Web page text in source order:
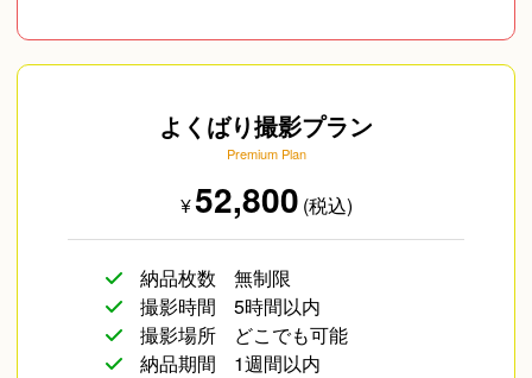
よくばり撮影プラン
Premium Plan
¥52,800 (税込)
納品枚数
無制限
撮影時間
5時間以内
撮影場所
どこでも可能
納品期間
1週間以内